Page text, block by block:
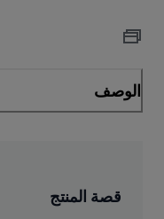
الوصف
قصة المنتج